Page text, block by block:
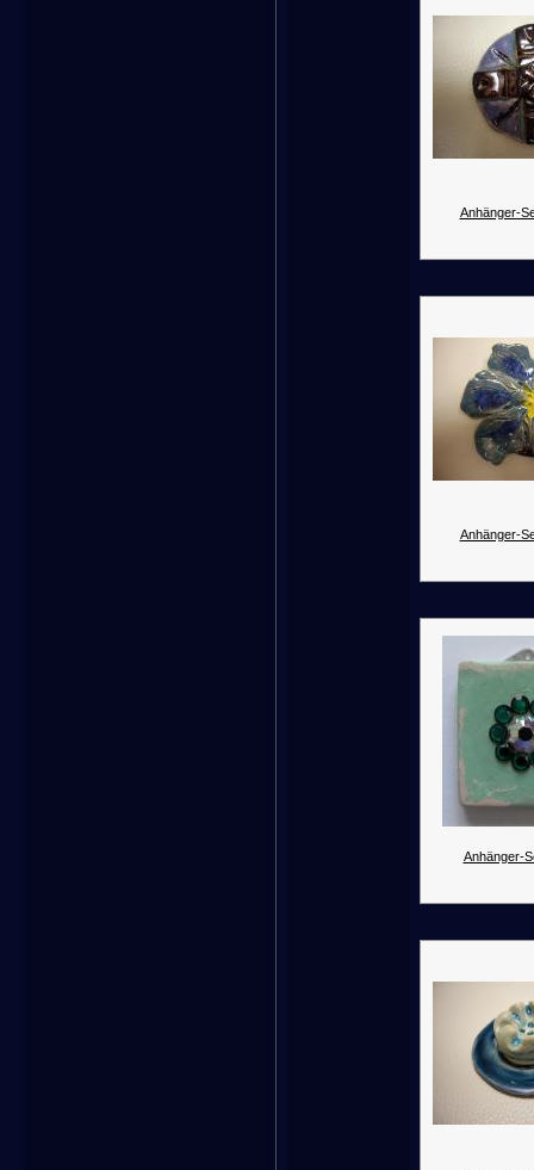
Anhänger-
Anhänger-
Anhänger-